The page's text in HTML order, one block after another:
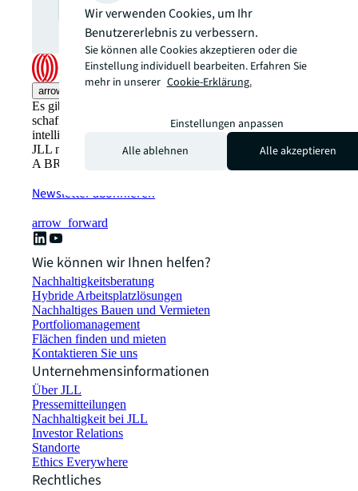
Jetzt Kontakt aufnehmen arrow_forward
arrow_upward
Es gibt den gewohnten Weg, Immobilienwerte zu
schaffen. Und dann gibt es den JLL-Weg: Innovativer,
intelligenter, den Menschen im Blick. Entdecken Sie mit
JLL neue Perspektiven für Ihre Immobilienlösungen. SEE
A BRIGHTER WAY mit JLL.
Newsletter abonnieren
arrow_forward
Wie können wir Ihnen helfen?
Nachhaltigkeitsberatung
Hybride Arbeitsplatzlösungen
Nachhaltiges Bauen und Vermieten
Portfoliomanagement
Flächen finden und mieten
Kontaktieren Sie uns
Unternehmensinformationen
Über JLL
Pressemitteilungen
Nachhaltigkeit bei JLL
Investor Relations
Standorte
Ethics Everywhere
Rechtliches
Wir verwenden Cookies, um Ihr
Benutzererlebnis zu verbessern.
Sie können alle Cookies akzeptieren oder die
Einstellung individuell bearbeiten. Erfahren Sie
mehr in unserer Cookie-Erklärung.
Einstellungen anpassen
Alle ablehnen
Alle akzeptieren